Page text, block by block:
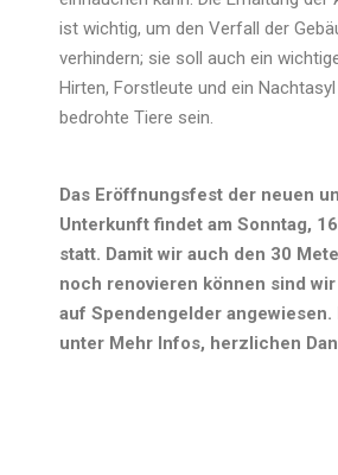
ist wichtig, um den Verfall der
verhindern; sie soll auch ein
Hirten, Forstleute und ein
bedrohte Tiere sein.
Das Eröffnungsfest der neuen
Unterkunft findet am Sonntag,
statt. Damit wir auch den 30
noch renovieren können sind
auf Spendengelder angewiesen.
unter Mehr Infos, herzlichen